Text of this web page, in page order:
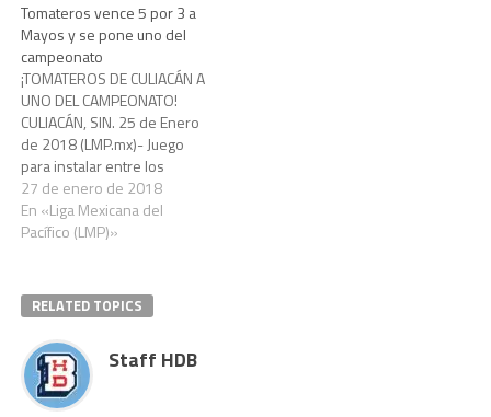
los Naranjeros de Hermosillo
vencieran 9 por…
Tomateros vence 5 por 3 a
Mayos y se pone uno del
campeonato
¡TOMATEROS DE CULIACÁN A
UNO DEL CAMPEONATO!
CULIACÁN, SIN. 25 de Enero
de 2018 (LMP.mx)- Juego
para instalar entre los
mejores en la historia de las
series finales de la LMP.
Cuadrangular de Issmael
de Andy Wilkins en la…
27 de enero de 2018
En «Liga Mexicana del
Pacífico (LMP)»
RELATED TOPICS
Staff HDB